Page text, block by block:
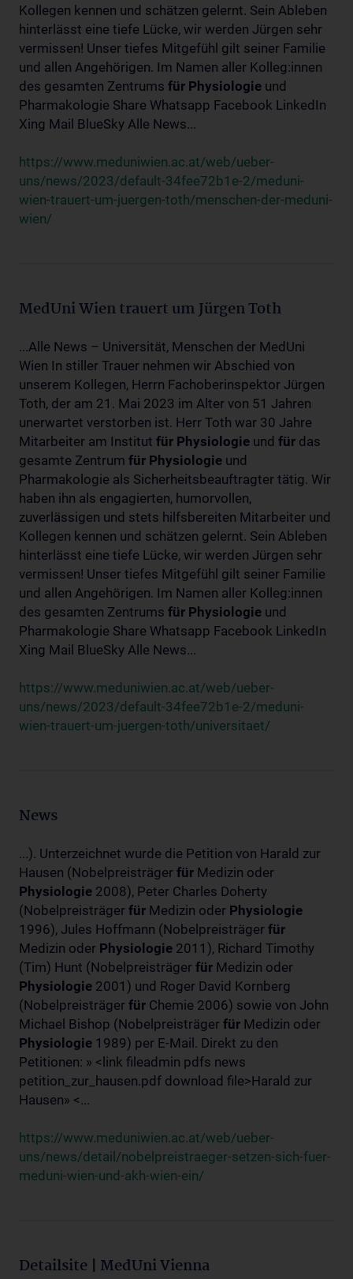
Kollegen kennen und schätzen gelernt. Sein Ableben
hinterlässt eine tiefe Lücke, wir werden Jürgen sehr
vermissen! Unser tiefes Mitgefühl gilt seiner Familie
und allen Angehörigen. Im Namen aller Kolleg:innen
des gesamten Zentrums für Physiologie und
Pharmakologie Share Whatsapp Facebook LinkedIn
Xing Mail BlueSky Alle News...
https://www.meduniwien.ac.at/web/ueber-
uns/news/2023/default-34fee72b1e-2/meduni-
wien-trauert-um-juergen-toth/menschen-der-meduni-
wien/
MedUni Wien trauert um Jürgen Toth
...Alle News – Universität, Menschen der MedUni
Wien In stiller Trauer nehmen wir Abschied von
unserem Kollegen, Herrn Fachoberinspektor Jürgen
Toth, der am 21. Mai 2023 im Alter von 51 Jahren
unerwartet verstorben ist. Herr Toth war 30 Jahre
Mitarbeiter am Institut für Physiologie und für das
gesamte Zentrum für Physiologie und
Pharmakologie als Sicherheitsbeauftragter tätig. Wir
haben ihn als engagierten, humorvollen,
zuverlässigen und stets hilfsbereiten Mitarbeiter und
Kollegen kennen und schätzen gelernt. Sein Ableben
hinterlässt eine tiefe Lücke, wir werden Jürgen sehr
vermissen! Unser tiefes Mitgefühl gilt seiner Familie
und allen Angehörigen. Im Namen aller Kolleg:innen
des gesamten Zentrums für Physiologie und
Pharmakologie Share Whatsapp Facebook LinkedIn
Xing Mail BlueSky Alle News...
https://www.meduniwien.ac.at/web/ueber-
uns/news/2023/default-34fee72b1e-2/meduni-
wien-trauert-um-juergen-toth/universitaet/
News
...). Unterzeichnet wurde die Petition von Harald zur
Hausen (Nobelpreisträger für Medizin oder
Physiologie 2008), Peter Charles Doherty
(Nobelpreisträger für Medizin oder Physiologie
1996), Jules Hoffmann (Nobelpreisträger für
Medizin oder Physiologie 2011), Richard Timothy
(Tim) Hunt (Nobelpreisträger für Medizin oder
Physiologie 2001) und Roger David Kornberg
(Nobelpreisträger für Chemie 2006) sowie von John
Michael Bishop (Nobelpreisträger für Medizin oder
Physiologie 1989) per E-Mail. Direkt zu den
Petitionen: » <link fileadmin pdfs news
petition_zur_hausen.pdf download file>Harald zur
Hausen» <...
https://www.meduniwien.ac.at/web/ueber-
uns/news/detail/nobelpreistraeger-setzen-sich-fuer-
meduni-wien-und-akh-wien-ein/
Detailsite | MedUni Vienna